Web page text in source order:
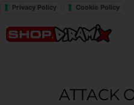
Privacy Policy Cookie Policy
ATTACK